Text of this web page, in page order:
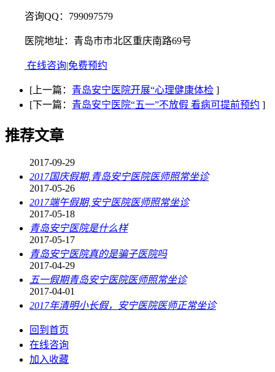
咨询QQ：799097579
医院地址：青岛市市北区重庆南路69号
在线咨询|免费预约
[上一篇： 青岛安宁医院开展“心理健康体检 ]
[下一篇： 青岛安宁医院“五一”不放假 看病可提前预约 ]
推荐文章
2017-09-29
2017国庆假期,青岛安宁医院医师照常坐诊
2017-05-26
2017端午假期,安宁医院医师照常坐诊
2017-05-18
青岛安宁医院是什么样
2017-05-17
青岛安宁医院真的是骗子医院吗
2017-04-29
五一假期青岛安宁医院医师照常坐诊
2017-04-01
2017年清明小长假，安宁医院医师正常坐诊
回到首页
在线咨询
加入收藏